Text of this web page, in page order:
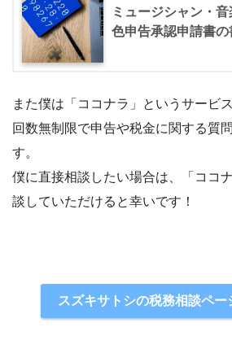
ミュージシャン・
色申告承認申請書の
また僕は「ココナラ」というサービ
回数無制限で申告や税金に関する質
す。
僕に直接相談したい場合は、「ココ
談していただけると幸いです！
スズキサトシの税務相談ペー